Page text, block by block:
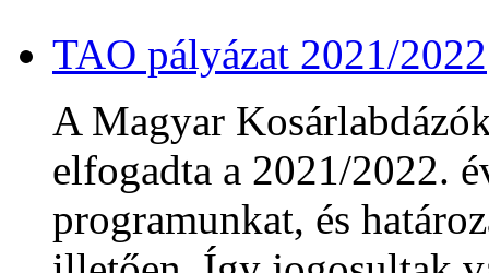
TAO pályázat 2021/2022
A Magyar
elfogadta a 2021/2022.
programunkat, és